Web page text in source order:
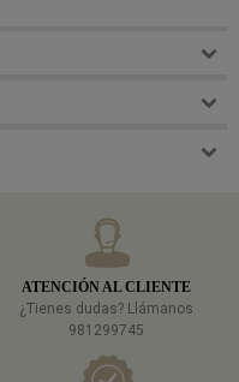
ATENCIÓN AL CLIENTE
¿Tienes dudas? Llámanos
981299745